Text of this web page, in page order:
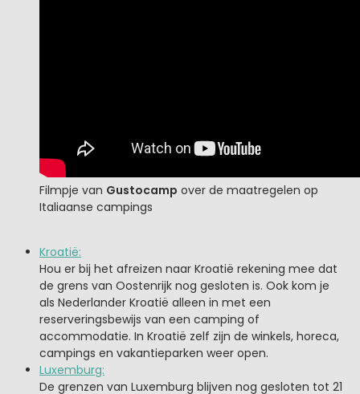
Filmpje van Gustocamp over de maatregelen op
Italiaanse campings
Kroatië:
Hou er bij het afreizen naar Kroatië rekening mee dat
de grens van Oostenrijk nog gesloten is. Ook kom je
als Nederlander Kroatië alleen in met een
reserveringsbewijs van een camping of
accommodatie. In Kroatië zelf zijn de winkels, horeca,
campings en vakantieparken weer open.
Luxemburg:
De grenzen van Luxemburg blijven nog gesloten tot 21